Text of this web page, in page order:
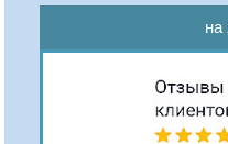
на